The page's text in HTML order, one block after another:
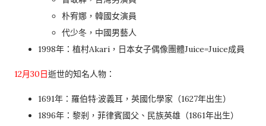
朴宥娜，韓國女演員
代少冬，中國男藝人
1998年：植村Akari，日本女子偶像團體Juice=Juice成員
12月30日逝世的知名人物：
1691年：羅伯特·波義耳，英國化學家（1627年出生）
1896年：黎剎，菲律賓國父、民族英雄（1861年出生）